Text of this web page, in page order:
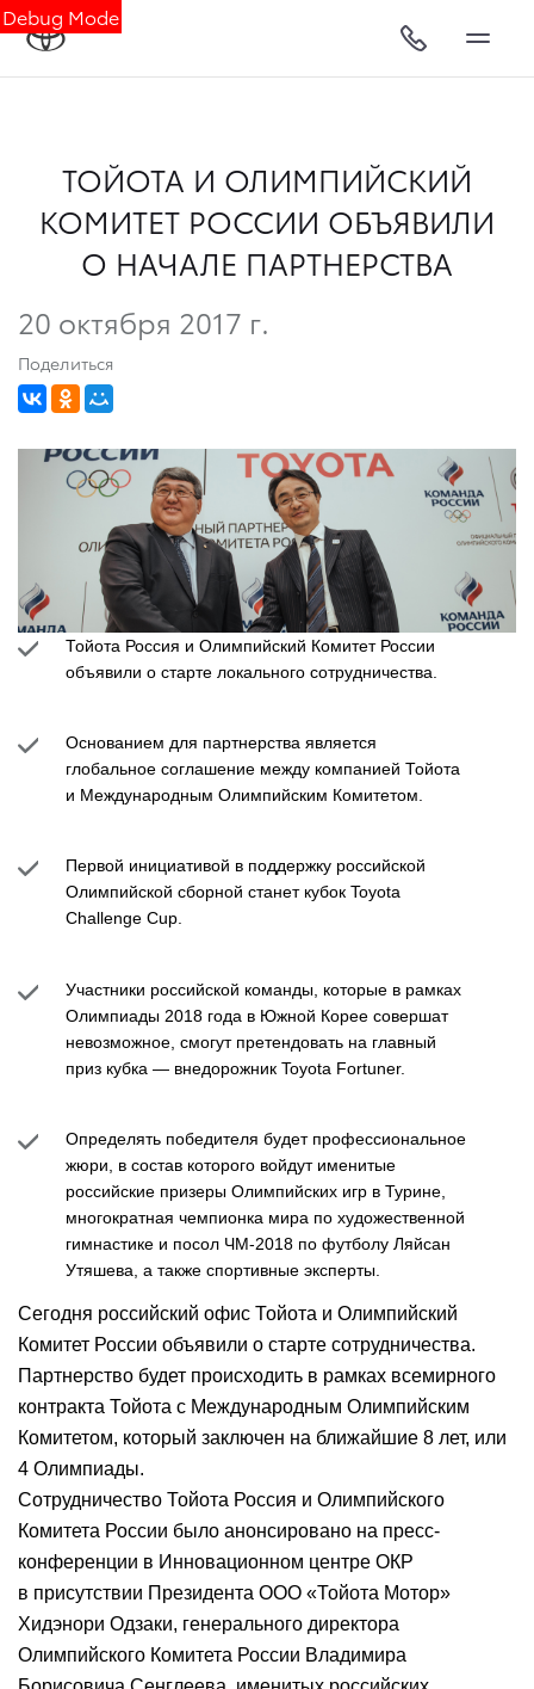
Debug Mode
ТОЙОТА И ОЛИМПИЙСКИЙ
КОМИТЕТ РОССИИ ОБЪЯВИЛИ
О НАЧАЛЕ ПАРТНЕРСТВА
20 октября 2017 г.
Поделиться
Тойота Россия и Олимпийский Комитет России
объявили о старте локального сотрудничества.
Основанием для партнерства является
глобальное соглашение между компанией Тойота
и Международным Олимпийским Комитетом.
Первой инициативой в поддержку российской
Олимпийской сборной станет кубок Toyota
Challenge Cup.
Участники российской команды, которые в рамках
Олимпиады 2018 года в Южной Корее совершат
невозможное, смогут претендовать на главный
приз кубка — внедорожник Toyota Fortuner.
Определять победителя будет профессиональное
жюри, в состав которого войдут именитые
российские призеры Олимпийских игр в Турине,
многократная чемпионка мира по художественной
гимнастике и посол ЧМ-2018 по футболу Ляйсан
Утяшева, а также спортивные эксперты.
Сегодня российский офис Тойота и Олимпийский
Комитет России объявили о старте сотрудничества.
Партнерство будет происходить в рамках всемирного
контракта Тойота с Международным Олимпийским
Комитетом, который заключен на ближайшие 8 лет, или
4 Олимпиады.
Сотрудничество Тойота Россия и Олимпийского
Комитета России было анонсировано на пресс-
конференции в Инновационном центре ОКР
в присутствии Президента ООО «Тойота Мотор»
Хидэнори Одзаки, генерального директора
Олимпийского Комитета России Владимира